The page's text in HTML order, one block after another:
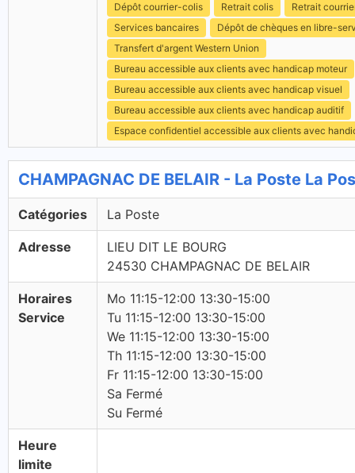
Dépôt courrier-colis
Retrait colis
Retrait
Services bancaires
Dépôt de chèques en libre-
Transfert d'argent Western Union
Bureau accessible aux clients avec handicap moteur
Bureau accessible aux clients avec handicap visuel
Bureau accessible aux clients avec handicap auditif
Espace confidentiel accessible aux clients avec
CHAMPAGNAC DE BELAIR - La Poste La
Catégories La Poste
Adresse
LIEU DIT LE BOURG
24530 CHAMPAGNAC DE BELAIR
Horaires
Service
Mo 11:15-12:00 13:30-15:00
Tu 11:15-12:00 13:30-15:00
We 11:15-12:00 13:30-15:00
Th 11:15-12:00 13:30-15:00
Fr 11:15-12:00 13:30-15:00
Sa Fermé
Su Fermé
Heure
limite